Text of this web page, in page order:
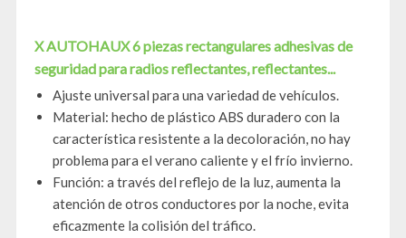
X AUTOHAUX 6 piezas rectangulares adhesivas de
seguridad para radios reflectantes, reflectantes...
Ajuste universal para una variedad de vehículos.
Material: hecho de plástico ABS duradero con la
característica resistente a la decoloración, no hay
problema para el verano caliente y el frío invierno.
Función: a través del reflejo de la luz, aumenta la
atención de otros conductores por la noche, evita
eficazmente la colisión del tráfico.